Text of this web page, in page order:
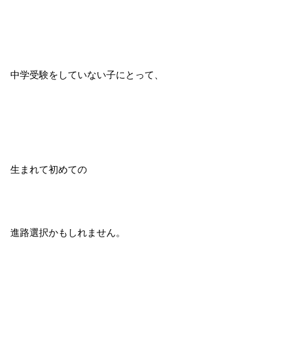
中学受験をしていない子にとって、
生まれて初めての
進路選択かもしれません。